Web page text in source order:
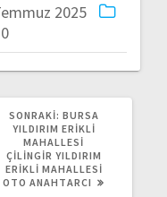
2025
0
SONRAKI: S
O
N
R
A
K
BURSA
YILDIRIM ERIKLI
MAHALLESI
ÇILINGIR YILDIRIM
ERIKLI MAHALLESI
OTO ANAHTARCI